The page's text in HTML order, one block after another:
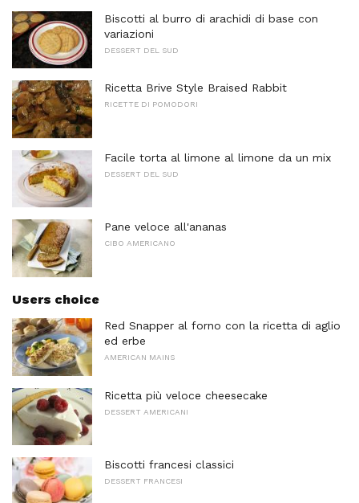
Biscotti al burro di arachidi di base con
variazioni
DESSERT DEL SUD
Ricetta Brive Style Braised Rabbit
RICETTE DI POMODORI
Facile torta al limone al limone da un mix
DESSERT DEL SUD
Pane veloce all'ananas
CIBO AMERICANO
Users choice
Red Snapper al forno con la ricetta di aglio
ed erbe
AMERICAN MAINS
Ricetta più veloce cheesecake
DESSERT AMERICANI
Biscotti francesi classici
DESSERT FRANCESI